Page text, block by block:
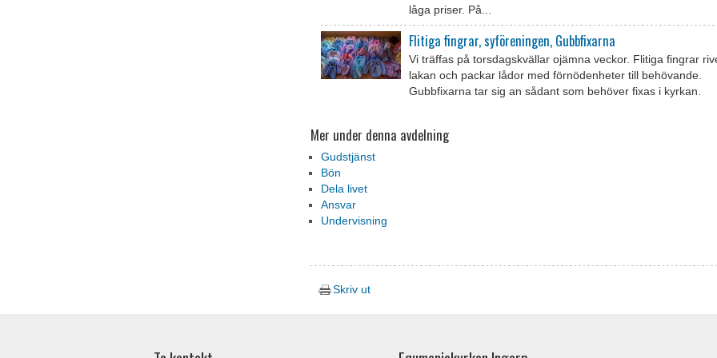
låga priser. På...
Flitiga fingrar, syföreningen, Gubbfixarna
Vi träffas på torsdagskvällar ojämna veckor. Flitiga fingrar
lakan och packar lådor med förnödenheter till behövande.
Gubbfixarna tar sig an sådant som behöver fixas i kyrkan.
Mer under denna avdelning
Gudstjänst
Bön
Dela livet
Ansvar
Undervisning
Skriv ut